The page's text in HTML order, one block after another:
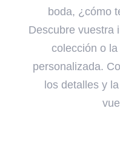
boda, ¿cómo
Descubre vuestra
colección o
personalizada.
los detalles y